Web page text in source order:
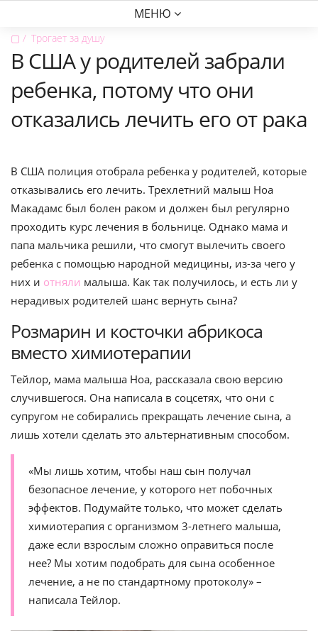
МЕНЮ
▢ Трогает за душу
В США у родителей забрали
ребенка, потому что они
отказались лeчить его от рaка
В США полиция отобрала ребенка у родителей, которые
отказывались его лечить. Трехлетний малыш Ноа
Макадамс был болен раком и должен был регулярно
проходить курс лечения в больнице. Однако мама и
папа мальчика решили, что смогут вылечить своего
ребенка с помощью народной медицины, из-за чего у
них и отняли малыша. Как так получилось, и есть ли у
нерадивых родителей шанс вернуть сына?
Розмарин и косточки абрикоса
вместо химиотерапии
Тейлор, мама малыша Ноа, рассказала свою версию
случившегося. Она написала в соцсетях, что они с
супругом не собирались прекращать лечение сына, а
лишь хотели сделать это альтернативным способом.
«Мы лишь хотим, чтобы наш сын получал
безопасное лечение, у которого нет побочных
эффектов. Подумайте только, что может сделать
химиотерапия с организмом 3-летнего малыша,
даже если взрослым сложно оправиться после
нее? Мы хотим подобрать для сына особенное
лечение, а не по стандартному протоколу» –
написала Тейлор.